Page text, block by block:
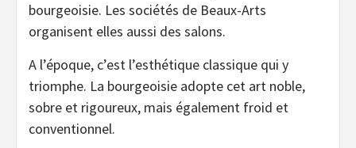
bourgeoisie. Les sociétés de Beaux-Arts
organisent elles aussi des salons.
A l’époque, c’est l’esthétique classique qui y
triomphe. La bourgeoisie adopte cet art noble,
sobre et rigoureux, mais également froid et
conventionnel.